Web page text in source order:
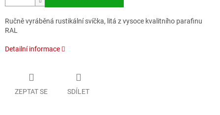
Ručně vyráběná rustikální svíčka, litá z vysoce kvalitního parafinu
RAL
Detailní informace
ZEPTAT SE SDÍLET